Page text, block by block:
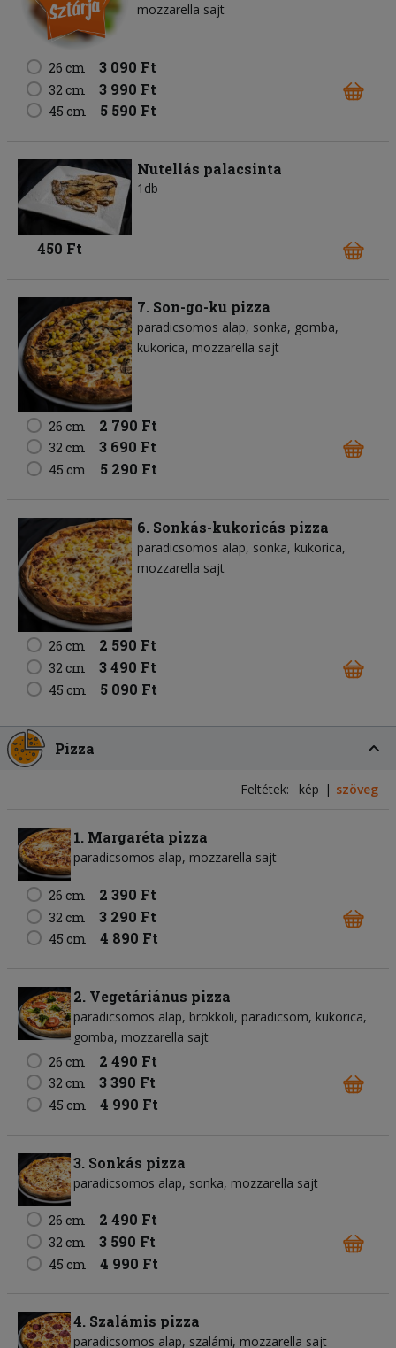
mozzarella sajt
26 cm 3 090 Ft
32 cm 3 990 Ft
45 cm 5 590 Ft
Nutellás palacsinta
1db
450 Ft
7. Son-go-ku pizza
paradicsomos alap sonka gomba
kukorica mozzarella sajt
26 cm 2 790 Ft
32 cm 3 690 Ft
45 cm 5 290 Ft
6. Sonkás-kukoricás pizza
paradicsomos alap sonka kukorica
mozzarella sajt
26 cm 2 590 Ft
32 cm 3 490 Ft
45 cm 5 090 Ft
Pizza
Feltétek: kép szöveg
1. Margaréta pizza
paradicsomos alap mozzarella sajt
26 cm 2 390 Ft
32 cm 3 290 Ft
45 cm 4 890 Ft
2. Vegetáriánus pizza
paradicsomos alap brokkoli paradicsom kukorica
gomba mozzarella sajt
26 cm
2 490 Ft
32 cm 3 390 Ft
45 cm 4 990 Ft
3. Sonkás pizza
paradicsomos alap sonka mozzarella sajt
26 cm 2 490 Ft
32 cm 3 590 Ft
45 cm 4 990 Ft
4. Szalámis pizza
paradicsomos alap szalámi mozzarella sajt